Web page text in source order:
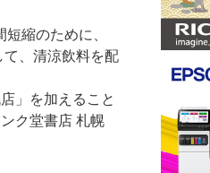
縮のために、
て、清涼飲料を配
」を加えること
ク堂書店 札幌